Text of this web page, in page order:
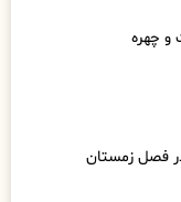
چهره
فصل زمستان